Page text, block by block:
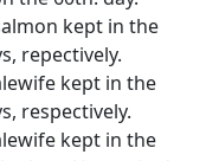
kept in the
repectively.
kept in the
respectively.
kept in the